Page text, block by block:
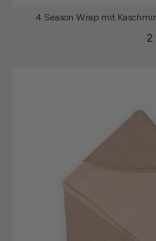
4 Season Wrap mit